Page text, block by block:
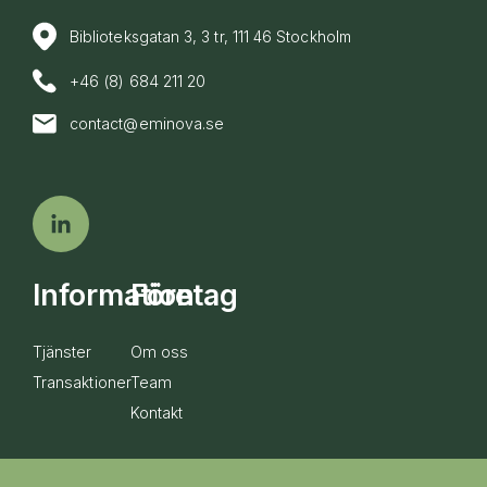
Biblioteksgatan 3, 3 tr, 111 46 Stockholm
+46 (8) 684 211 20
contact@eminova.se
Information
Tjänster
Transaktioner
Företag
Om oss
Team
Kontakt